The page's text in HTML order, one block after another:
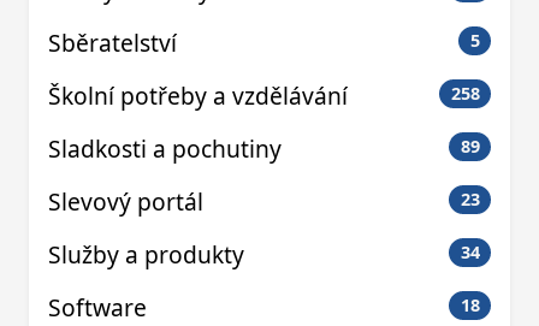
Sběratelství 5
Školní potřeby a vzdělávání 258
Sladkosti a pochutiny 89
Slevový portál 23
Služby a produkty 34
Software 18